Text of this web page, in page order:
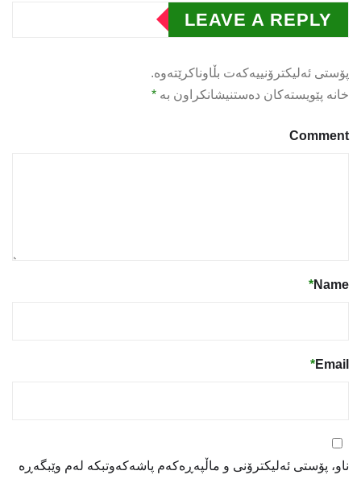
LEAVE A REPLY
پۆستی ئەلیکترۆنییەکەت بڵاوناکرێتەوە.
خانە پێویستەکان دەستنیشانکراون بە *
Comment
Name
*
Email
*
ناو، پۆستی ئەلیکترۆنی و ماڵپەڕەکەم پاشەکەوتبکە لەم وێبگەڕە